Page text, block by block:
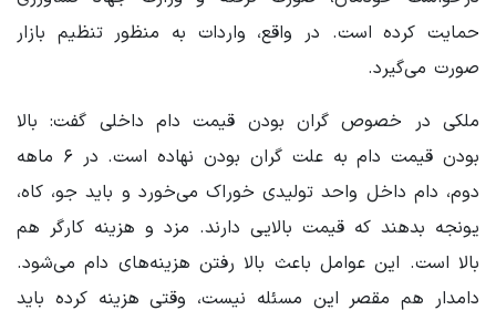
حمایت کرده است. در واقع، واردات به منظور تنظیم بازار
صورت می‌گیرد.
ملکی در خصوص گران بودن قیمت دام داخلی گفت: بالا
بودن قیمت دام به علت گران بودن نهاده است. در ۶ ماهه
دوم، دام داخل واحد تولیدی خوراک می‌خورد و باید جو، کاه،
یونجه بدهند که قیمت بالایی دارند. مزد و هزینه کارگر هم
بالا است. این عوامل باعث بالا رفتن هزینه‌های دام می‌شود.
دامدار هم مقصر این مسئله نیست، وقتی هزینه کرده باید